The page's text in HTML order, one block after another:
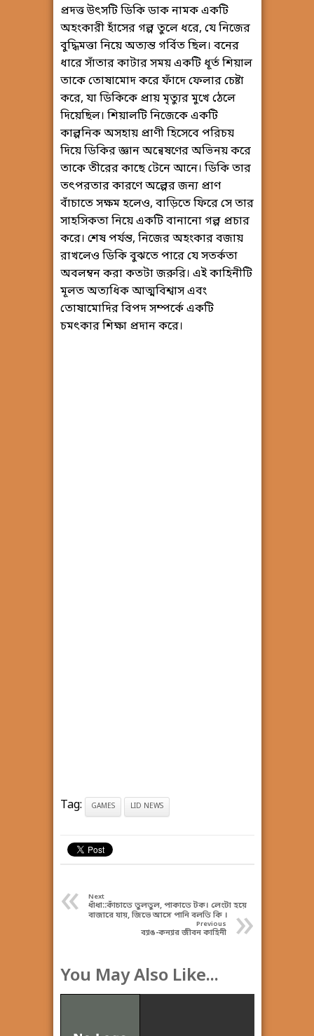
প্রদত্ত উৎসটি ডিকি ডাক নামক একটি
অহংকারী হাঁসের গল্প তুলে ধরে, যে নিজের
বুদ্ধিমত্তা নিয়ে অত্যন্ত গর্বিত ছিল। বনের
ধারে সাঁতার কাটার সময় একটি ধূর্ত শিয়াল
তাকে তোষামোদ করে ফাঁদে ফেলার চেষ্টা
করে, যা ডিকিকে প্রায় মৃত্যুর মুখে ঠেলে
দিয়েছিল। শিয়ালটি নিজেকে একটি
কাল্পনিক অসহায় প্রাণী হিসেবে পরিচয়
দিয়ে ডিকির জ্ঞান অন্বেষণের অভিনয় করে
তাকে তীরের কাছে টেনে আনে। ডিকি তার
তৎপরতার কারণে অল্পের জন্য প্রাণ
বাঁচাতে সক্ষম হলেও, বাড়িতে ফিরে সে তার
সাহসিকতা নিয়ে একটি বানানো গল্প প্রচার
করে। শেষ পর্যন্ত, নিজের অহংকার বজায়
রাখলেও ডিকি বুঝতে পারে যে সতর্কতা
অবলম্বন করা কতটা জরুরি। এই কাহিনীটি
মূলত অত্যধিক আত্মবিশ্বাস এবং
তোষামোদির বিপদ সম্পর্কে একটি
চমৎকার শিক্ষা প্রদান করে।
Tag: GAMES LID NEWS
« Next
ধাঁধা::কাঁচাতে তুলতুল, পাকাতে টক। লেংটা হয়ে
বাজারে যায়, জিভে আসে পানি বলতি কি ।
»
Previous
ব্যাঙ-কন্যার জীবন কাহিনী
You May Also Like...